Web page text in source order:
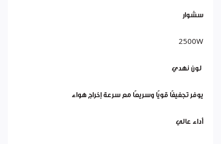
سشوار
2500W
لون نهدي
يوفر تجفيفًا قويًا وسريعًا مع سرعة إخراج هواء
أداء عالي